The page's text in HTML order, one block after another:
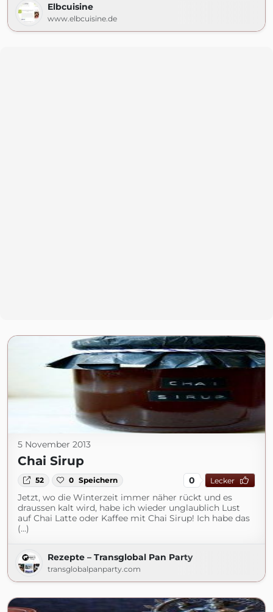
Elbcuisine
www.elbcuisine.de
5 November 2013
Chai Sirup
52 0 Speichern 0 Lecker
Jetzt, wo die Winterzeit immer näher rückt und es
draussen kalt wird, habe ich wieder unglaublich Lust
auf Chai Latte oder Kaffee mit Chai Sirup! Ich habe das
(...)
Rezepte – Transglobal Pan Party
transglobalpanparty.com